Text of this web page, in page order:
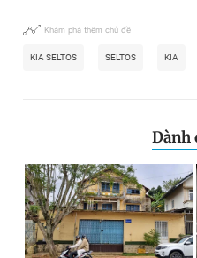
Khám phá thêm chủ đề
KIA SELTOS SELTOS KIA